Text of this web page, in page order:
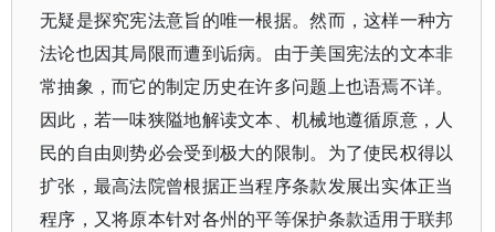
无疑是探究宪法意旨的唯一根据。然而，这样一种方
法论也因其局限而遭到诟病。由于美国宪法的文本非
常抽象，而它的制定历史在许多问题上也语焉不详。
因此，若一味狭隘地解读文本、机械地遵循原意，人
民的自由则势必会受到极大的限制。为了使民权得以
扩张，最高法院曾根据正当程序条款发展出实体正当
程序，又将原本针对各州的平等保护条款适用于联邦